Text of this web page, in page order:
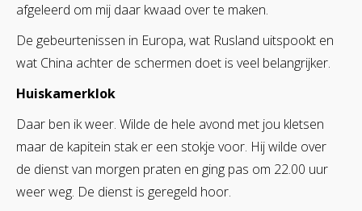
afgeleerd om mij daar kwaad over te maken.
De gebeurtenissen in Europa, wat Rusland uitspookt en
wat China achter de schermen doet is veel belangrijker.
Huiskamerklok
Daar ben ik weer. Wilde de hele avond met jou kletsen
maar de kapitein stak er een stokje voor. Hij wilde over
de dienst van morgen praten en ging pas om 22.00 uur
weer weg. De dienst is geregeld hoor.